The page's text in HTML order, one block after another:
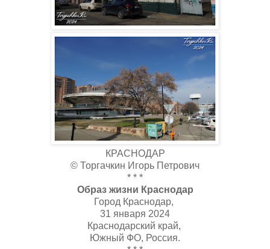
КРАСНОДАР
© Торгачкин Игорь Петрович
* * *
Образ жизни Краснодар
Город Краснодар,
31 января 2024
Краснодарский край,
Южный ФО, Россия.